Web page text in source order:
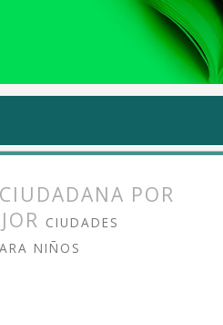
POR
CIUDADES
NIÑOS